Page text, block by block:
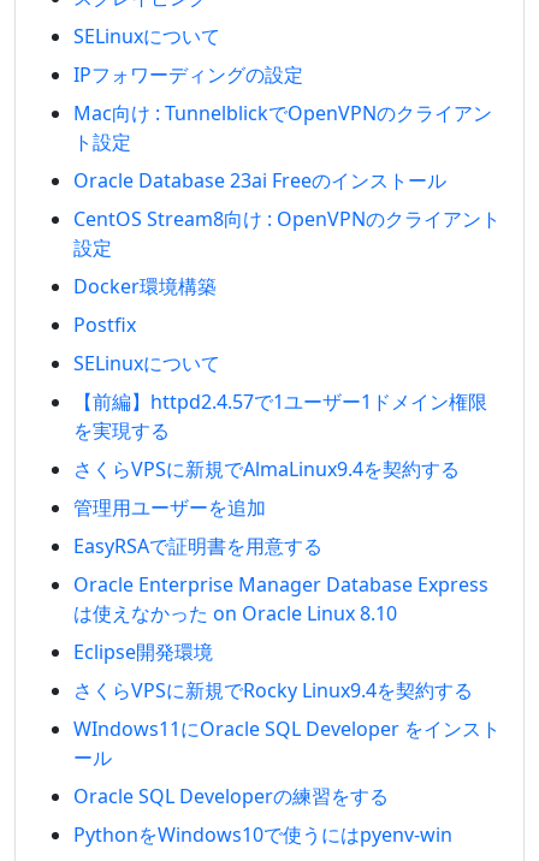
SELinuxについて
IPフォワーディングの設定
Mac向け : TunnelblickでOpenVPNのクライアン
ト設定
Oracle Database 23ai Freeのインストール
CentOS Stream8向け : OpenVPNのクライアント
設定
Docker環境構築
Postfix
SELinuxについて
【前編】httpd2.4.57で1ユーザー1ドメイン権限
を実現する
さくらVPSに新規でAlmaLinux9.4を契約する
管理用ユーザーを追加
EasyRSAで証明書を用意する
Oracle Enterprise Manager Database Express
は使えなかった on Oracle Linux 8.10
Eclipse開発環境
さくらVPSに新規でRocky Linux9.4を契約する
WIndows11にOracle SQL Developer をインスト
ール
Oracle SQL Developerの練習をする
PythonをWindows10で使うにはpyenv-win